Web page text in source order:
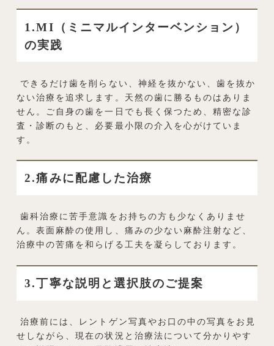
1.MI（ミニマルインターベンション）
の実践
できるだけ歯を削らない、神経を抜かない、歯を抜か
ない治療を追求します。天然の歯に勝るものはありま
せん。ご自身の歯を一日でも長く保つため、精密な診
査・診断のもと、必要最小限の介入を心がけていま
す。
2.痛みに配慮した治療
歯科治療に苦手意識をお持ちの方も少なくありませ
ん。表面麻酔の使用し、痛みの少ない麻酔注射など、
治療中の苦痛を和らげる工夫を凝らしております。
3.丁寧な説明と選択肢のご提案
治療前には、レントゲン写真やお口の中の写真をお見
せしながら、現在の状況と治療法について分かりやす